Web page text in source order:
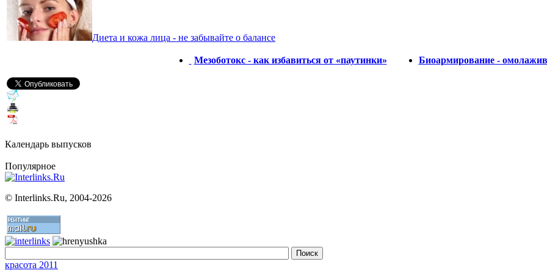
Диета и кожа лица - не забывайте о балансе
Мезоботокс - как избавиться от «паутинки» Биоармирование -
Календарь выпусков
Популярное
© Interlinks.Ru, 2004-2026
красота 2011